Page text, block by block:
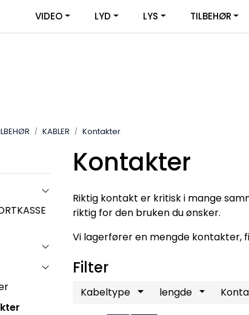
| KONTAKT OSS SERVICE |
VIDEO LYD LYS TILBEHØR
KABLER Kontakter
Kontakter
Riktig kontakt er kritisk i mange
riktig for den bruken du ønsker.
Vi lagerfører en mengde kontakter,
Filter
Kabeltype lengde